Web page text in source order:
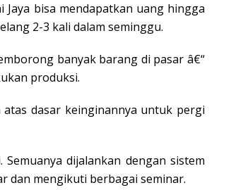
Jaya bisa mendapatkan uang hingga
2-3 kali dalam seminggu.
banyak barang di pasar â€“
produksi.
atas dasar keinginannya untuk pergi
dijalankan dengan sistem
dan mengikuti berbagai seminar.